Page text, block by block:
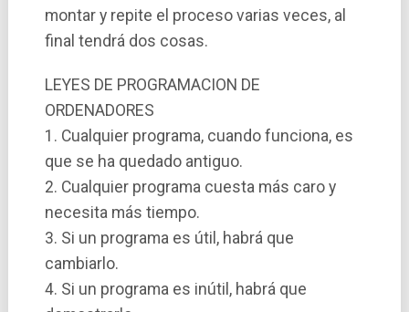
montar y repite el proceso varias veces, al
final tendrá dos cosas.
LEYES DE PROGRAMACION DE
ORDENADORES
1. Cualquier programa, cuando funciona, es
que se ha quedado antiguo.
2. Cualquier programa cuesta más caro y
necesita más tiempo.
3. Si un programa es útil, habrá que
cambiarlo.
4. Si un programa es inútil, habrá que